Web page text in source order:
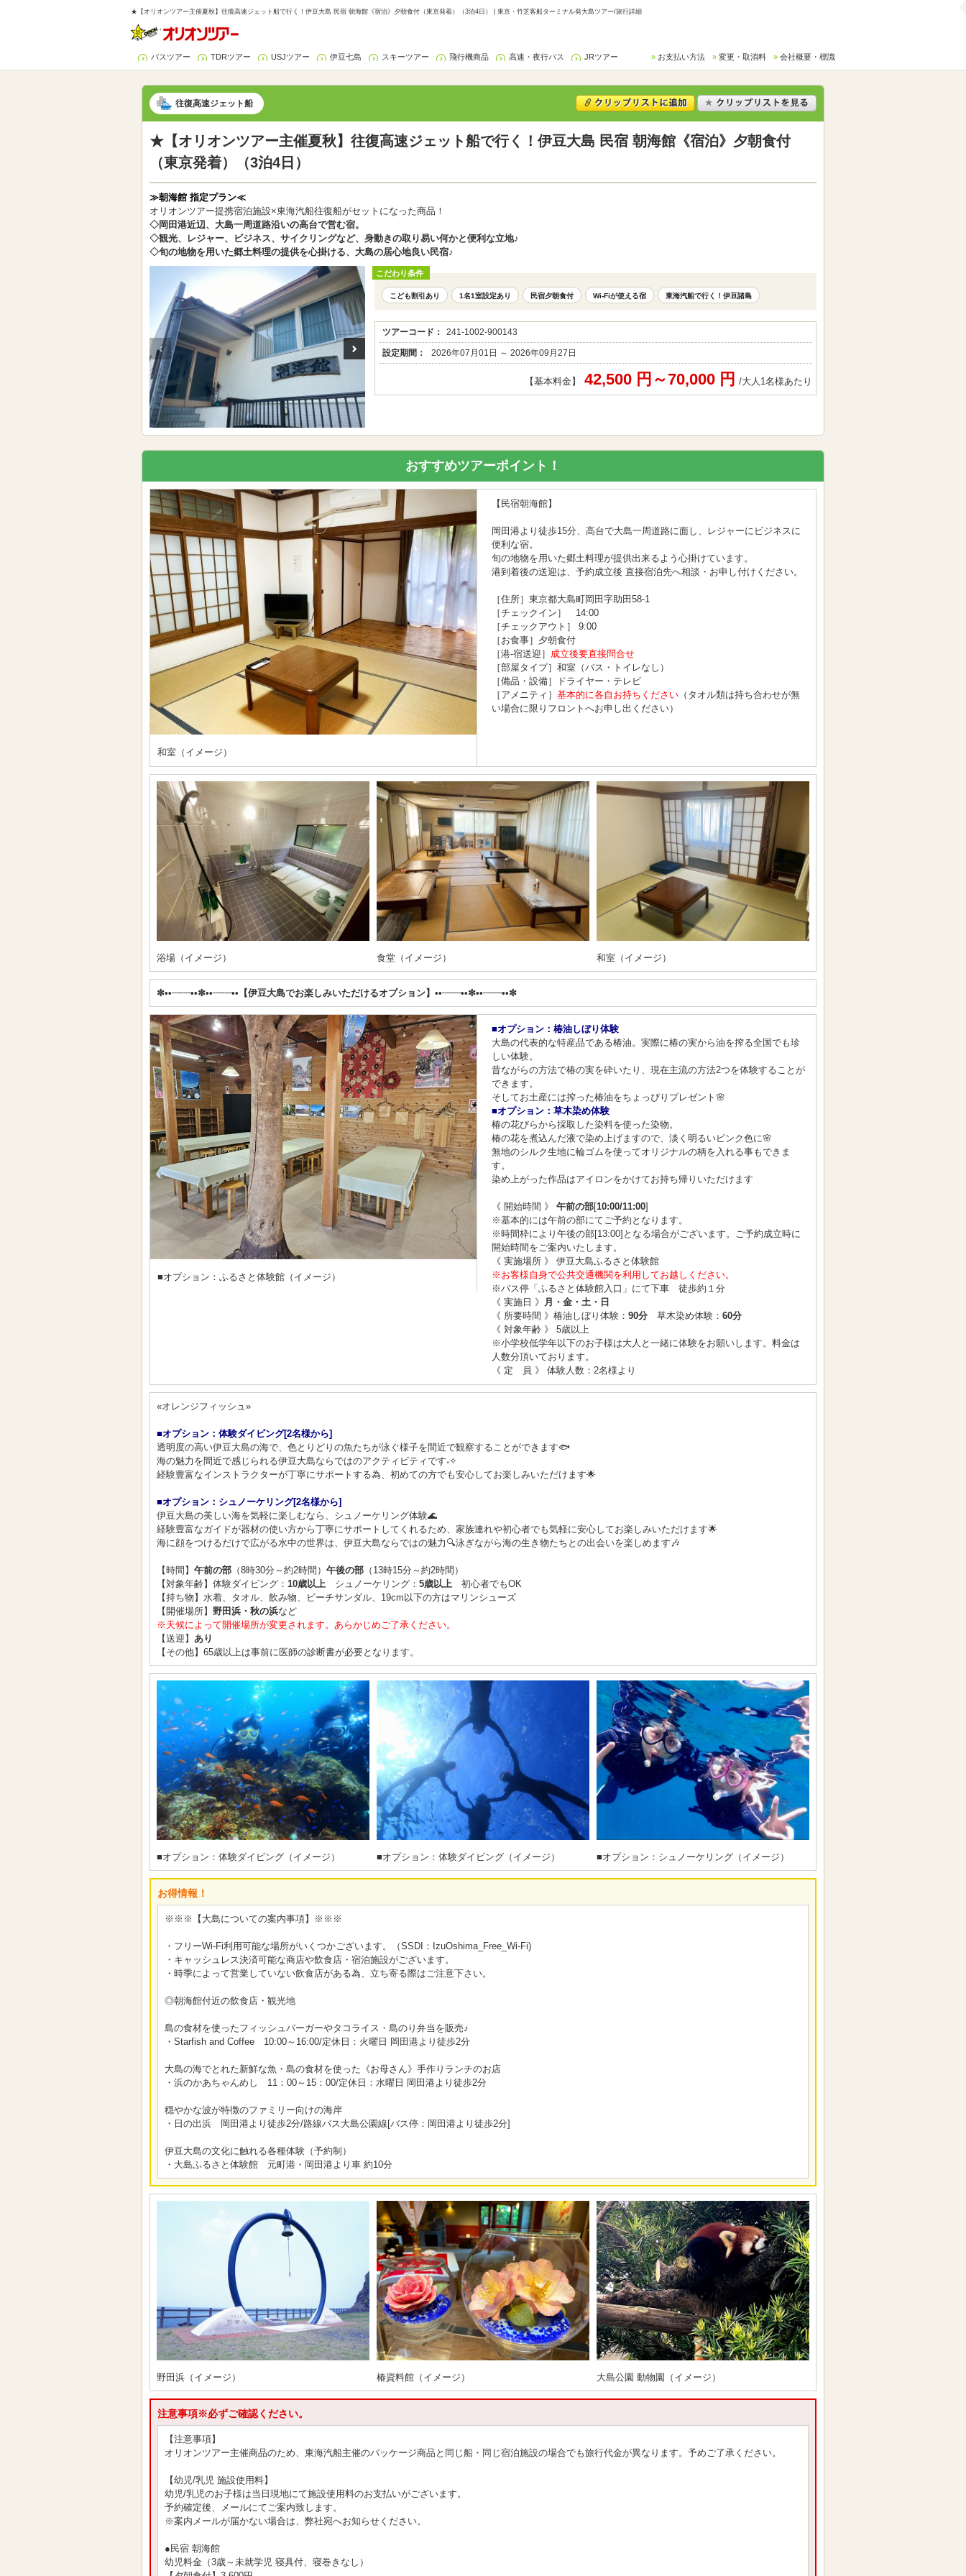
★【オリオンツアー主催夏秋】往復高速ジェット船で行く！伊豆大島 民宿 朝海館《宿泊》夕朝食付（東京発着）（3泊4日） | 東京・竹芝客船ターミナル発大島ツアー/旅行詳細
バスツアー TDRツアー USJツアー 伊豆七島 スキーツアー 飛行機商品 高速・夜行バス JRツアー お支払い方法 変更・取消料 会社概要・標識
往復高速ジェット船
★【オリオンツアー主催夏秋】往復高速ジェット船で行く！伊豆大島 民宿 朝海館《宿泊》夕朝食付
（東京発着）（3泊4日）
≫朝海館 指定プラン≪
オリオンツアー提携宿泊施設×東海汽船往復船がセットになった商品！
◇岡田港近辺、大島一周道路沿いの高台で営む宿。
◇観光、レジャー、ビジネス、サイクリングなど、身動きの取り易い何かと便利な立地♪
◇旬の地物を用いた郷土料理の提供を心掛ける、大島の居心地良い民宿♪
こだわり条件
こども割引あり 1名1室設定あり 民宿夕朝食付 Wi-Fiが使える宿 東海汽船で行く！伊豆諸島
ツアーコード： 241-1002-900143
設定期間： 2026年07月01日 ～ 2026年09月27日
【基本料金】 42,500 円～70,000 円 /大人1名様あたり
おすすめツアーポイント！
和室（イメージ）
【民宿朝海館】
岡田港より徒歩15分、高台で大島一周道路に面し、レジャーにビジネスに
便利な宿。
旬の地物を用いた郷土料理が提供出来るよう心掛けています。
港到着後の送迎は、予約成立後 直接宿泊先へ相談・お申し付けください。
［住所］東京都大島町岡田字助田58-1
［チェックイン］ 14:00
［チェックアウト］ 9:00
［お食事］夕朝食付
［港-宿送迎］ 成立後要直接問合せ
［部屋タイプ］和室（バス・トイレなし）
［備品・設備］ドライヤー・テレビ
［アメニティ］ 基本的に各自お持ちください （タオル類は持ち合わせが無
い場合に限りフロントへお申し出ください）
浴場（イメージ） 食堂（イメージ） 和室（イメージ）
✼••┈┈••✼••┈┈••【伊豆大島でお楽しみいただけるオプション】••┈┈••✼••┈┈••✼
■オプション：ふるさと体験館（イメージ）
■オプション：椿油しぼり体験
大島の代表的な特産品である椿油。実際に椿の実から油を搾る全国でも珍
しい体験。
昔ながらの方法で椿の実を砕いたり、現在主流の方法2つを体験することが
できます。
そしてお土産には搾った椿油をちょっぴりプレゼント🌸
■オプション：草木染め体験
椿の花びらから採取した染料を使った染物。
椿の花を煮込んだ液で染め上げますので、淡く明るいピンク色に🌸
無地のシルク生地に輪ゴムを使ってオリジナルの柄を入れる事もできま
す。
染め上がった作品はアイロンをかけてお持ち帰りいただけます
《 開始時間 》 午前の部[10:00/11:00]
※基本的には午前の部にてご予約となります。
※時間枠により午後の部[13:00]となる場合がございます。ご予約成立時に
開始時間をご案内いたします。
《 実施場所 》 伊豆大島ふるさと体験館
※お客様自身で公共交通機関を利用してお越しください。
※バス停「ふるさと体験館入口」にて下車 徒歩約１分
《 実施日 》 月・金・土・日
《 所要時間 》椿油しぼり体験： 90分 草木染め体験： 60分
《 対象年齢 》 5歳以上
※小学校低学年以下のお子様は大人と一緒に体験をお願いします。料金は
人数分頂いております。
《 定 員 》 体験人数：2名様より
«オレンジフィッシュ»
■オプション：体験ダイビング[2名様から]
透明度の高い伊豆大島の海で、色とりどりの魚たちが泳ぐ様子を間近で観察することができます🐟
海の魅力を間近で感じられる伊豆大島ならではのアクティビティです˖✧
経験豊富なインストラクターが丁寧にサポートする為、初めての方でも安心してお楽しみいただけます🌟
■オプション：シュノーケリング[2名様から]
伊豆大島の美しい海を気軽に楽しむなら、シュノーケリング体験🌊
経験豊富なガイドが器材の使い方から丁寧にサポートしてくれるため、家族連れや初心者でも気軽に安心してお楽しみいただけます🌟
海に顔をつけるだけで広がる水中の世界は、伊豆大島ならではの魅力🔍泳ぎながら海の生き物たちとの出会いを楽しめます🎶
【時間】 午前の部 （8時30分～約2時間） 午後の部 （13時15分～約2時間）
【対象年齢】体験ダイビング： 10歳以上 シュノーケリング： 5歳以上 初心者でもOK
【持ち物】水着、タオル、飲み物、ビーチサンダル、19cm以下の方はマリンシューズ
【開催場所】 野田浜・秋の浜など
※天候によって開催場所が変更されます。あらかじめご了承ください。
【送迎】 あり
【その他】65歳以上は事前に医師の診断書が必要となります。
■オプション：体験ダイビング（イメージ） ■オプション：体験ダイビング（イメージ） ■オプション：シュノーケリング（イメージ）
お得情報！
※※※【大島についての案内事項】※※※
・フリーWi-Fi利用可能な場所がいくつかございます。（SSDI：IzuOshima_Free_Wi-Fi)
・キャッシュレス決済可能な商店や飲食店・宿泊施設がございます。
・時季によって営業していない飲食店がある為、立ち寄る際はご注意下さい。
◎朝海館付近の飲食店・観光地
島の食材を使ったフィッシュバーガーやタコライス・島のり弁当を販売♪
・Starfish and Coffee 10:00～16:00/定休日：火曜日 岡田港より徒歩2分
大島の海でとれた新鮮な魚・島の食材を使った《お母さん》手作りランチのお店
・浜のかあちゃんめし 11：00～15：00/定休日：水曜日 岡田港より徒歩2分
穏やかな波が特徴のファミリー向けの海岸
・日の出浜 岡田港より徒歩2分/路線バス大島公園線[バス停：岡田港より徒歩2分]
伊豆大島の文化に触れる各種体験（予約制）
・大島ふるさと体験館 元町港・岡田港より車 約10分
野田浜（イメージ） 椿資料館（イメージ） 大島公園 動物園（イメージ）
注意事項※必ずご確認ください。
【注意事項】
オリオンツアー主催商品のため、東海汽船主催のパッケージ商品と同じ船・同じ宿泊施設の場合でも旅行代金が異なります。予めご了承ください。
【幼児/乳児 施設使用料】
幼児/乳児のお子様は当日現地にて施設使用料のお支払いがございます。
予約確定後、メールにてご案内致します。
※案内メールが届かない場合は、弊社宛へお知らせください。
●民宿 朝海館
幼児料金（3歳～未就学児 寝具付、寝巻きなし）